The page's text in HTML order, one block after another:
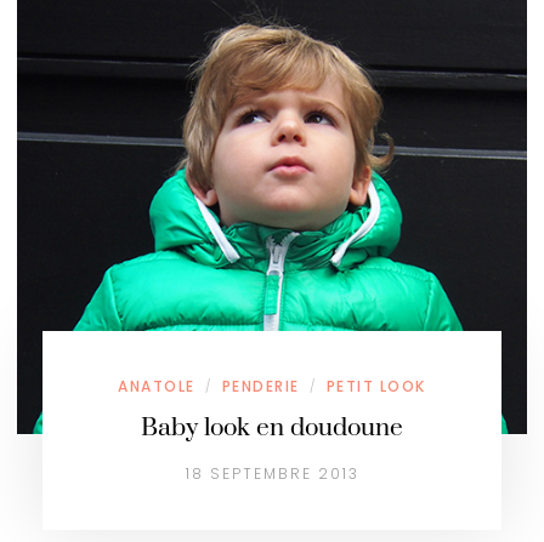
ANATOLE / PENDERIE / PETIT LOOK
Baby look en doudoune
18 SEPTEMBRE 2013